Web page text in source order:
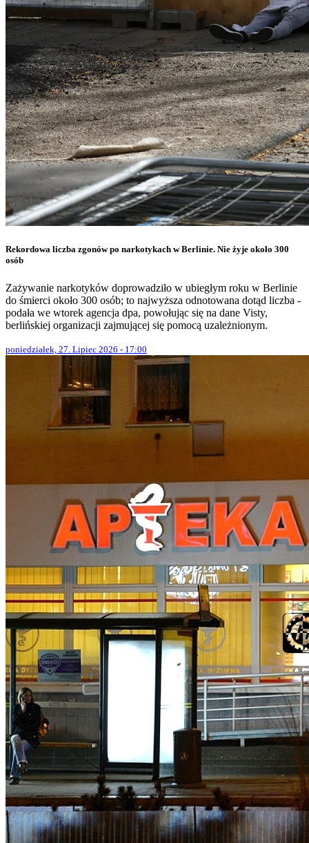
Rekordowa liczba zgonów po narkotykach w Berlinie. Nie żyje około 300
osób
Zażywanie narkotyków doprowadziło w ubiegłym roku w Berlinie
do śmierci około 300 osób; to najwyższa odnotowana dotąd liczba -
podała we wtorek agencja dpa, powołując się na dane Visty,
berlińskiej organizacji zajmującej się pomocą uzależnionym.
poniedziałek, 27. Lipiec 2026 - 17:00